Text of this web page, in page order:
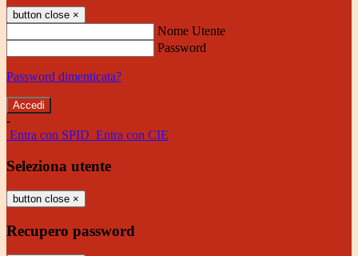
button close ×
Nome Utente
Password
Password dimenticata?
-
Entra con SPID Entra con CIE
Seleziona utente
button close ×
Recupero password